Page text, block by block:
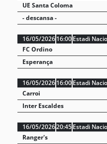
UE Santa Coloma
- descansa -
16/05/202616:00Estadi
FC Ordino
Esperança
16/05/202616:00Estadi
Carroi
Inter Escaldes
16/05/202620:45Estadi
Ranger's